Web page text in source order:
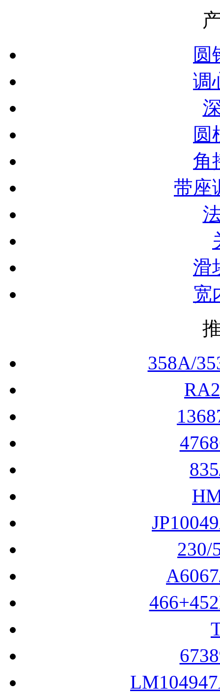
圆
调
圆
角
带座
滑
宽
358A/
230/